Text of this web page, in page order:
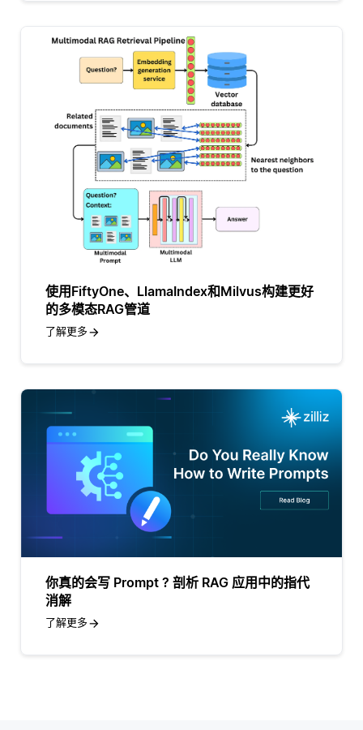
使用FiftyOne、LlamaIndex和Milvus构建更好
的多模态RAG管道
了解更多
你真的会写 Prompt ? 剖析 RAG 应用中的指代
消解
了解更多